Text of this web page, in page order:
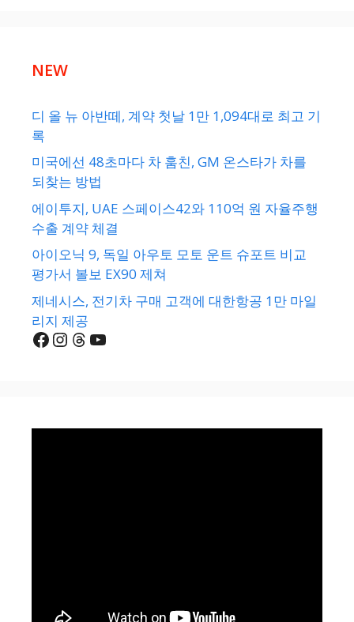
NEW
디 올 뉴 아반떼, 계약 첫날 1만 1,094대로 최고 기
록
미국에선 48초마다 차 훔친, GM 온스타가 차를
되찾는 방법
에이투지, UAE 스페이스42와 110억 원 자율주행
수출 계약 체결
아이오닉 9, 독일 아우토 모토 운트 슈포트 비교
평가서 볼보 EX90 제쳐
제네시스, 전기차 구매 고객에 대한항공 1만 마일
리지 제공
Facebook
Instagram
Threads
YouTube